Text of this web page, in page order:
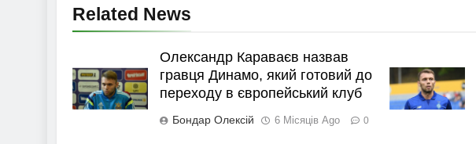
Related News
Олександр Караваєв назвав
гравця Динамо, який готовий до
переходу в європейський клуб
Бондар Олексій 6 Місяців Ago 0